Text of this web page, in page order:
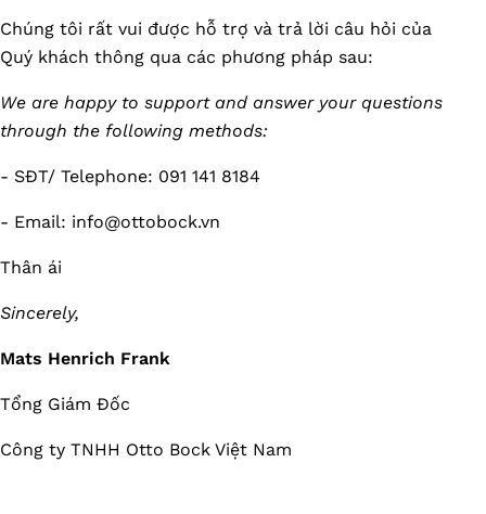
Chúng tôi rất vui được hỗ trợ và trả lời câu hỏi của
Quý khách thông qua các phương pháp sau:
We are happy to support and answer your questions
through the following methods:
- SĐT/ Telephone: 091 141 8184
- Email: info@ottobock.vn
Thân ái
Sincerely,
Mats Henrich Frank
Tổng Giám Đốc
Công ty TNHH Otto Bock Việt Nam